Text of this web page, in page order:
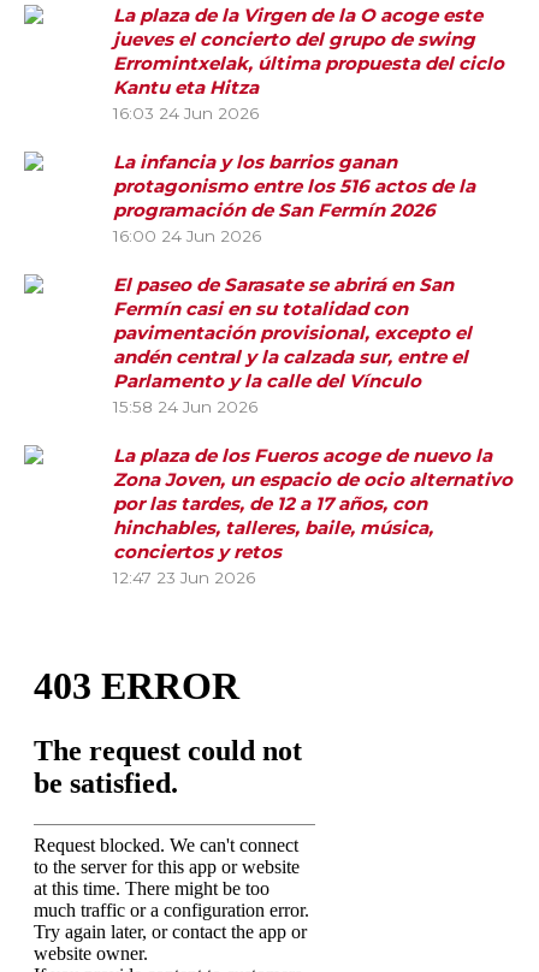
La plaza de la Virgen de la O acoge este
jueves el concierto del grupo de swing
Erromintxelak, última propuesta del ciclo
Kantu eta Hitza
16:03 24 Jun 2026
La infancia y los barrios ganan
protagonismo entre los 516 actos de la
programación de San Fermín 2026
16:00 24 Jun 2026
El paseo de Sarasate se abrirá en San
Fermín casi en su totalidad con
pavimentación provisional, excepto el
andén central y la calzada sur, entre el
Parlamento y la calle del Vínculo
15:58 24 Jun 2026
La plaza de los Fueros acoge de nuevo la
Zona Joven, un espacio de ocio alternativo
por las tardes, de 12 a 17 años, con
hinchables, talleres, baile, música,
conciertos y retos
12:47 23 Jun 2026